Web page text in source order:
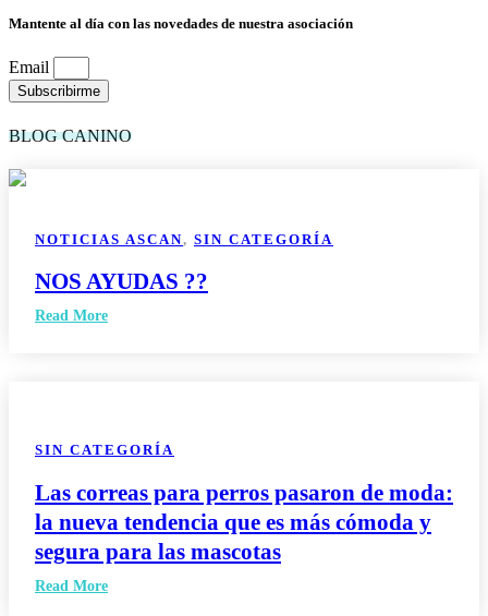
Mantente al día con las novedades de nuestra asociación
Email
Subscribirme
BLOG CANINO
NOTICIAS ASCAN, SIN CATEGORÍA
NOS AYUDAS ??
Read More
SIN CATEGORÍA
Las correas para perros pasaron de moda:
la nueva tendencia que es más cómoda y
segura para las mascotas
Read More